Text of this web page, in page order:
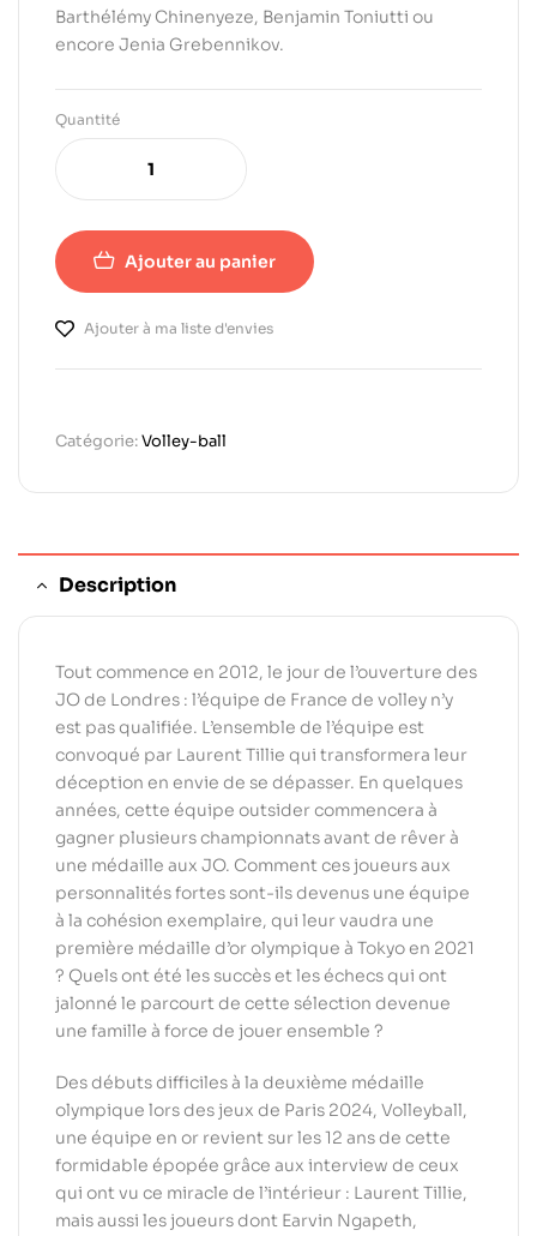
Barthélémy Chinenyeze, Benjamin Toniutti ou
encore Jenia Grebennikov.
Quantité
Ajouter au panier
Ajouter à ma liste d'envies
Catégorie:Volley-ball
Description
Tout commence en 2012, le jour de l’ouverture des
JO de Londres : l’équipe de France de volley n’y
est pas qualifiée. L’ensemble de l’équipe est
convoqué par Laurent Tillie qui transformera leur
déception en envie de se dépasser. En quelques
années, cette équipe outsider commencera à
gagner plusieurs championnats avant de rêver à
une médaille aux JO. Comment ces joueurs aux
personnalités fortes sont-ils devenus une équipe
à la cohésion exemplaire, qui leur vaudra une
première médaille d’or olympique à Tokyo en 2021
? Quels ont été les succès et les échecs qui ont
jalonné le parcourt de cette sélection devenue
une famille à force de jouer ensemble ?
Des débuts difficiles à la deuxième médaille
olympique lors des jeux de Paris 2024, Volleyball,
une équipe en or revient sur les 12 ans de cette
formidable épopée grâce aux interview de ceux
qui ont vu ce miracle de l’intérieur : Laurent Tillie,
mais aussi les joueurs dont Earvin Ngapeth,